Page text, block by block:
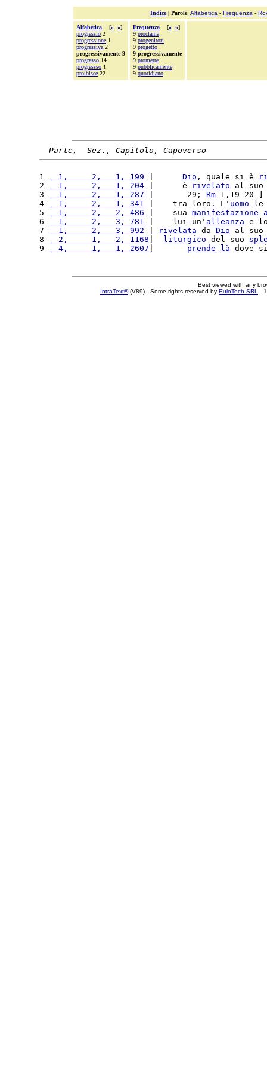
Indice| Parole: Alfabetica - Frequenza -
Alfabetica [« »]
progressio 2
progressione 1
progressiva 2
progressivamente 9
progresso 14
progressso 1
proibisce 22
Frequenza [« »]
9 proclama
9 progenitori
9 progetto
9 progressivamente
9 promette
9 pubblicamente
9 quotidiano
Parte,  Sez., Capitolo, Capoverso
1
  1,     2,   1, 199
Dio , quale si è
2
  1,     2,   1, 204
|      è rivelato al
3
  1,     2,   1, 287
|       29; Rm 1,19-20
4
  1,     2,   1, 341
|    tra loro. L' uomo
5
  1,     2,   2, 486
|    sua manifestazione
6
  1,     2,   3, 781
|    lui un' alleanza e
7
  1,     2,   3, 992
rivelata da Dio al
8
  2,     1,   2, 1168
liturgico del suo
9
  4,     1,   1, 2607
prende là dove
Best viewed with any
IntraText®(V89) - Some rights reserved by EuloTech SRL -